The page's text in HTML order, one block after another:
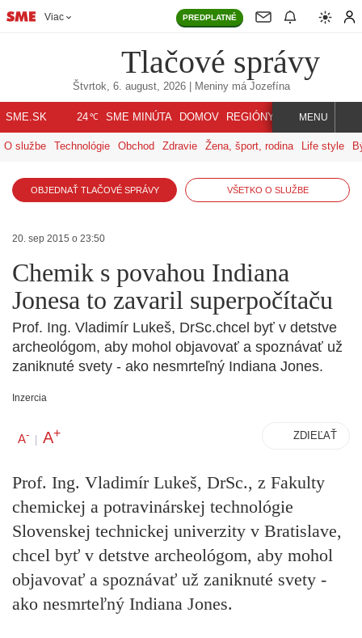
Viac PREDPLATNÉ
Tlačové správy
Štvrtok, 6. august, 2026| Meniny má Jozefína
SME.SK 24℃ SME MINÚTA DOMOV REGIÓNY INDEX SVET
MENU
O službe Technológie Obchod Zdravie Žena, šport, rodina Life style
OBJEDNAŤ TLAČOVÉ SPRÁVY VŠETKO O SLUŽBE
20. sep 2015 o 23:50
Chemik s povahou Indiana
Jonesa to zavaril superpočítaču
Prof. Ing. Vladimír Lukeš, DrSc.chcel byť v detstve
archeológom, aby mohol objavovať a spoznávať už
zaniknuté svety - ako nesmrteľný Indiana Jones.
Inzercia
A- | A+ ZDIEĽAŤ
Prof. Ing. Vladimír Lukeš, DrSc., z Fakulty
chemickej a potravinárskej technológie
Slovenskej technickej univerzity v Bratislave,
chcel byť v detstve archeológom, aby mohol
objavovať a spoznávať už zaniknuté svety -
ako nesmrteľný Indiana Jones.